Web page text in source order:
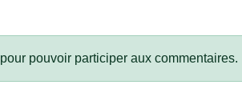
pour pouvoir participer aux commentaires.